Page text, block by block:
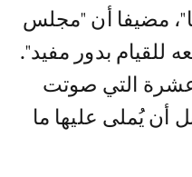
مضيفا أن "مجلس
للقيام بدور مفيد".
عشرة التي صوتت
2654 ستقبل أن يُملى عليها ما